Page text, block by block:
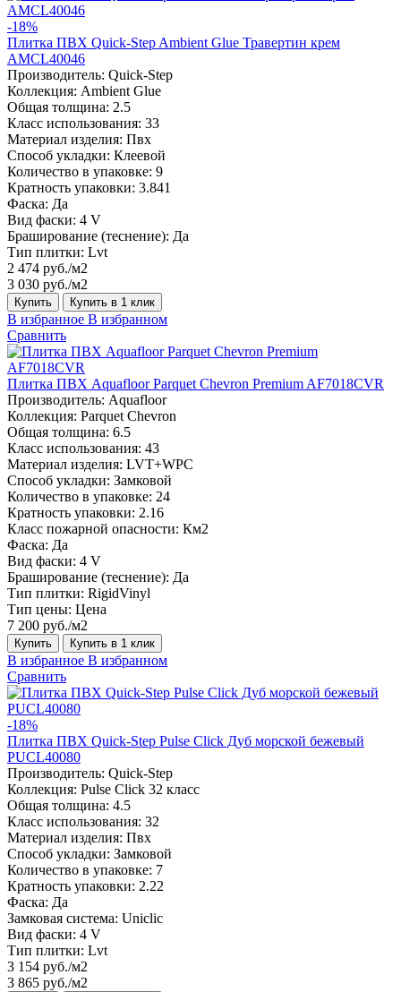
-18%
Плитка ПВХ Quick-Step Ambient Glue Травертин крем
AMCL40046
Производитель: Quick-Step
Коллекция: Ambient Glue
Общая толщина: 2.5
Класс использования: 33
Материал изделия: Пвх
Способ укладки: Клеевой
Количество в упаковке: 9
Кратность упаковки: 3.841
Фаска: Да
Вид фаски: 4 V
Браширование (теснение): Да
Тип плитки: Lvt
2 474 руб./м2
3 030 руб./м2
Купить Купить в 1 клик
В избранное В избранном
Сравнить
Плитка ПВХ Aquafloor Parquet Chevron Premium AF7018CVR
Производитель: Aquafloor
Коллекция: Parquet Chevron
Общая толщина: 6.5
Класс использования: 43
Материал изделия: LVT+WPC
Способ укладки: Замковой
Количество в упаковке: 24
Кратность упаковки: 2.16
Класс пожарной опасности: Км2
Фаска: Да
Вид фаски: 4 V
Браширование (теснение): Да
Тип плитки: RigidVinyl
Тип цены: Цена
7 200 руб./м2
Купить Купить в 1 клик
В избранное В избранном
Сравнить
-18%
Плитка ПВХ Quick-Step Pulse Click Дуб морской бежевый
PUCL40080
Производитель: Quick-Step
Коллекция: Pulse Click 32 класс
Общая толщина: 4.5
Класс использования: 32
Материал изделия: Пвх
Способ укладки: Замковой
Количество в упаковке: 7
Кратность упаковки: 2.22
Фаска: Да
Замковая система: Uniclic
Вид фаски: 4 V
Тип плитки: Lvt
3 154 руб./м2
3 865 руб./м2